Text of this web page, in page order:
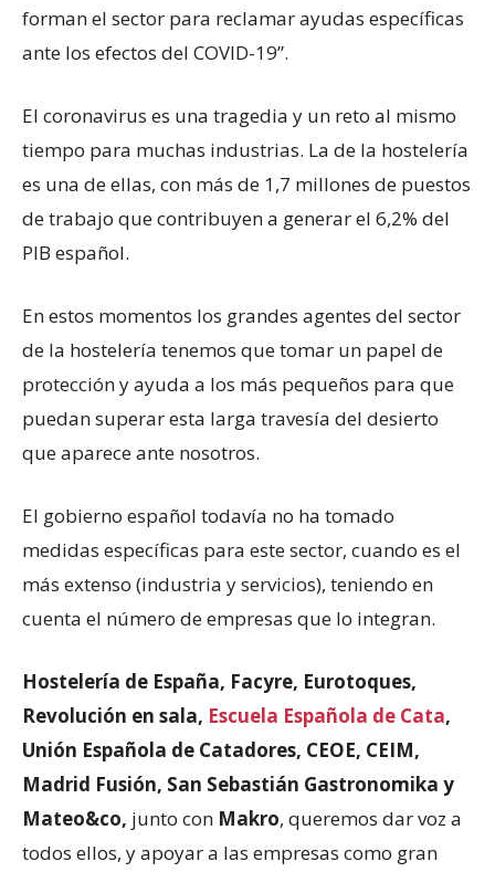
forman el sector para reclamar ayudas específicas
ante los efectos del COVID-19”.
El coronavirus es una tragedia y un reto al mismo
tiempo para muchas industrias. La de la hostelería
es una de ellas, con más de 1,7 millones de puestos
de trabajo que contribuyen a generar el 6,2% del
PIB español.
En estos momentos los grandes agentes del sector
de la hostelería tenemos que tomar un papel de
protección y ayuda a los más pequeños para que
puedan superar esta larga travesía del desierto
que aparece ante nosotros.
El gobierno español todavía no ha tomado
medidas específicas para este sector, cuando es el
más extenso (industria y servicios), teniendo en
cuenta el número de empresas que lo integran.
Hostelería de España, Facyre, Eurotoques,
Revolución en sala, Escuela Española de Cata,
Unión Española de Catadores, CEOE, CEIM,
Madrid Fusión, San Sebastián Gastronomika y
Mateo&co, junto con Makro, queremos dar voz a
todos ellos, y apoyar a las empresas como gran